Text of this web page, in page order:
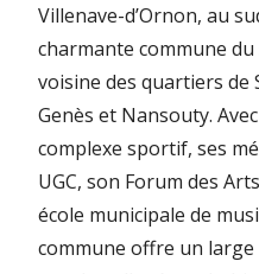
Villenave-d’Ornon, au
charmante commune
voisine des quartiers de
Genès et Nansouty.
complexe sportif, ses
UGC, son Forum des
école municipale de
commune offre un large